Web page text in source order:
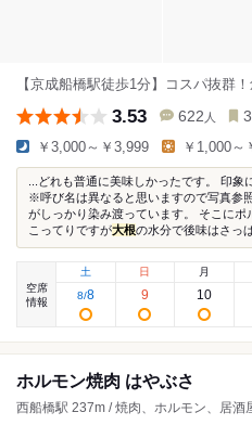
【京成船橋駅徒歩1分】コスパ抜群
3.53 622 人
￥3,000～￥3,999 ￥1,000～
...どれも普通に美味しかったです。 印象
※呼び名は異なると思いますので写真参
がしっかり染み渡っています。 そこに
こってりですが大根の水分で後味はさっぱ
空席
情報
土
8/8
日
9
月
10
ホルモン焼肉 はやぶさ
西船橋駅 237m / 焼肉、ホルモン、居酒